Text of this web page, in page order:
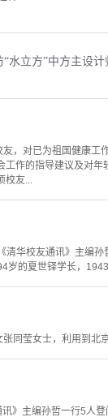
水立方”中方主设计
，对已为祖国健康
作的指导建议及对
校友...
华校友通讯》主编孙
岁的夏世铎学长，
同莹女士，利用到北
》主编孙哲一行5人登